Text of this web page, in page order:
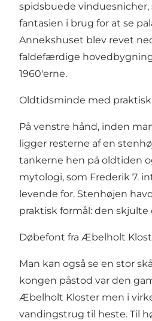
spidsbuede vinduesnicher,
fantasien i brug for at se
Annekshuset blev revet
faldefærdige
1960'erne.
Oldtidsminde med praktisk
På venstre hånd, inden
ligger resterne af en
tankerne hen på oldtiden
mytologi, som Frederik 7.
levende for. Stenhøjen
praktisk formål: den skjulte
Døbefont fra Æbelholt
Man kan også se en stor
kongen påstod var den
Æbelholt Kloster men i
vandingstrug til heste. Til